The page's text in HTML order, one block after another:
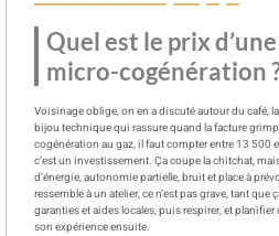
Quel est le prix
micro-cogénération
Voisinage oblige, on en a discuté autour du café,
bijou technique qui rassure quand la facture
cogénération au gaz, il faut compter entre 13
c’est un investissement. Ça coupe la chitchat,
d’énergie, autonomie partielle, bruit et place à
ressemble à un atelier, ce n’est pas grave, tant
garanties et aides locales, puis respirer, et
son expérience ensuite.